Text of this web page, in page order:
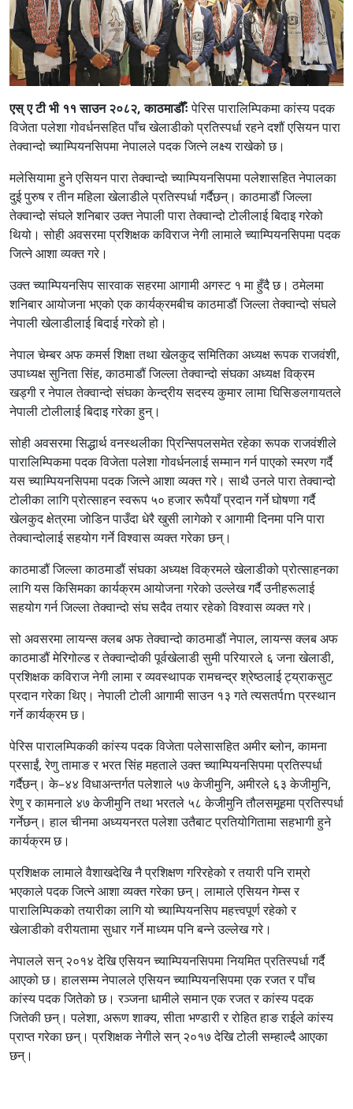
एस् ए टी भी ११ साउन २०८२, काठमाडौँःपेरिस पारालिम्पिकमा कांस्य पदक
विजेता पलेशा गोवर्धनसहित पाँच खेलाडीको प्रतिस्पर्धा रहने दशौं एसियन पारा
तेक्वान्दो च्याम्पियनसिपमा नेपालले पदक जित्ने लक्ष्य राखेको छ।
मलेसियामा हुने एसियन पारा तेक्वान्दो च्याम्पियनसिपमा पलेशासहित नेपालका
दुई पुरुष र तीन महिला खेलाडीले प्रतिस्पर्धा गर्दैछन्। काठमाडौं जिल्ला
तेक्वान्दो संघले शनिबार उक्त नेपाली पारा तेक्वान्दो टोलीलाई बिदाइ गरेको
थियो। सोही अवसरमा प्रशिक्षक कविराज नेगी लामाले च्याम्पियनसिपमा पदक
जित्ने आशा व्यक्त गरे।
उक्त च्याम्पियनसिप सारवाक सहरमा आगामी अगस्ट १ मा हुँदै छ। ठमेलमा
शनिबार आयोजना भएको एक कार्यक्रमबीच काठमाडौं जिल्ला तेक्वान्दो संघले
नेपाली खेलाडीलाई बिदाई गरेको हो।
नेपाल चेम्बर अफ कमर्स शिक्षा तथा खेलकुद समितिका अध्यक्ष रूपक राजवंशी,
उपाध्यक्ष सुनिता सिंह, काठमाडौं जिल्ला तेक्वान्दो संघका अध्यक्ष विक्रम
खड्गी र नेपाल तेक्वान्दो संघका केन्द्रीय सदस्य कुमार लामा घिसिङलगायतले
नेपाली टोलीलाई बिदाइ गरेका हुन्।
सोही अवसरमा सिद्धार्थ वनस्थलीका प्रिन्सिपलसमेत रहेका रूपक राजवंशीले
पारालिम्पिकमा पदक विजेता पलेशा गोवर्धनलाई सम्मान गर्न पाएको स्मरण गर्दै
यस च्याम्पियनसिपमा पदक जित्ने आशा व्यक्त गरे। साथै उनले पारा तेक्वान्दो
टोलीका लागि प्रोत्साहन स्वरूप ५० हजार रूपैयाँ प्रदान गर्ने घोषणा गर्दै
खेलकुद क्षेत्रमा जोडिन पाउँदा धेरै खुसी लागेको र आगामी दिनमा पनि पारा
तेक्वान्दोलाई सहयोग गर्ने विश्वास व्यक्त गरेका छन्।
काठमाडौं जिल्ला काठमाडौं संघका अध्यक्ष विक्रमले खेलाडीको प्रोत्साहनका
लागि यस किसिमका कार्यक्रम आयोजना गरेको उल्लेख गर्दै उनीहरूलाई
सहयोग गर्न जिल्ला तेक्वान्दो संघ सदैव तयार रहेको विश्वास व्यक्त गरे।
सो अवसरमा लायन्स क्लब अफ तेक्वान्दो काठमाडौं नेपाल, लायन्स क्लब अफ
काठमाडौं मेरिगोल्ड र तेक्वान्दोकी पूर्वखेलाडी सुमी परियारले ६ जना खेलाडी,
प्रशिक्षक कविराज नेगी लामा र व्यवस्थापक रामचन्द्र श्रेष्ठलाई ट्य्राकसुट
प्रदान गरेका थिए। नेपाली टोली आगामी साउन १३ गते त्यसतर्पm प्रस्थान
गर्ने कार्यक्रम छ।
पेरिस पारालम्पिककी कांस्य पदक विजेता पलेसासहित अमीर ब्लोन, कामना
प्रसाईं, रेणु तामाङ र भरत सिंह महताले उक्त च्याम्पियनसिपमा प्रतिस्पर्धा
गर्दैछन्। के–४४ विधाअन्तर्गत पलेशाले ५७ केजीमुनि, अमीरले ६३ केजीमुनि,
रेणु र कामनाले ४७ केजीमुनि तथा भरतले ५८ केजीमुनि तौलसमूहमा प्रतिस्पर्धा
गर्नेछन्। हाल चीनमा अध्ययनरत पलेशा उतैबाट प्रतियोगितामा सहभागी हुने
कार्यक्रम छ।
प्रशिक्षक लामाले वैशाखदेखि नै प्रशिक्षण गरिरहेको र तयारी पनि राम्रो
भएकाले पदक जित्ने आशा व्यक्त गरेका छन्। लामाले एसियन गेम्स र
पारालिम्पिकको तयारीका लागि यो च्याम्पियनसिप महत्त्वपूर्ण रहेको र
खेलाडीको वरीयतामा सुधार गर्ने माध्यम पनि बन्ने उल्लेख गरे।
नेपालले सन् २०१४ देखि एसियन च्याम्पियनसिपमा नियमित प्रतिस्पर्धा गर्दै
आएको छ। हालसम्म नेपालले एसियन च्याम्पियनसिपमा एक रजत र पाँच
कांस्य पदक जितेको छ। रञ्जना धामीले समान एक रजत र कांस्य पदक
जितेकी छन्। पलेशा, अरूण शाक्य, सीता भण्डारी र रोहित हाङ राईले कांस्य
प्राप्त गरेका छन्। प्रशिक्षक नेगीले सन् २०१७ देखि टोली सम्हाल्दै आएका
छन्।